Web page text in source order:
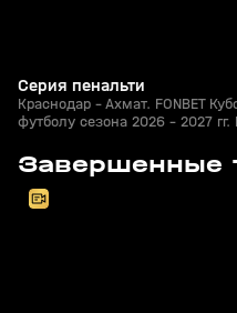
Серия пенальти
Краснодар - Ахмат. FONBET
футболу сезона 2026 - 2027 гг.
Завершенные
05 авг, 20:30